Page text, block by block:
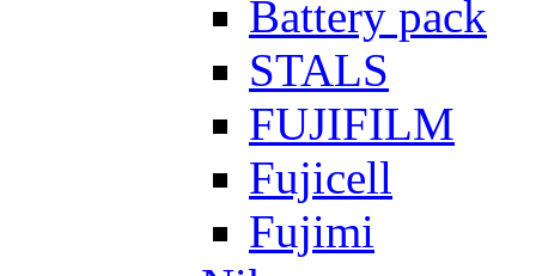
Battery pack
STALS
FUJIFILM
Fujicell
Fujimi